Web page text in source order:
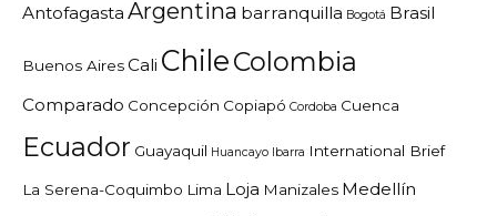
Antofagasta Argentina barranquilla Bogotá Brasil
Buenos AiresCali ChileColombia
Comparado Concepción Copiapó Cordoba Cuenca
Ecuador Guayaquil Huancayo Ibarra International Brief
La Serena-Coquimbo Lima Loja Manizales Medellín